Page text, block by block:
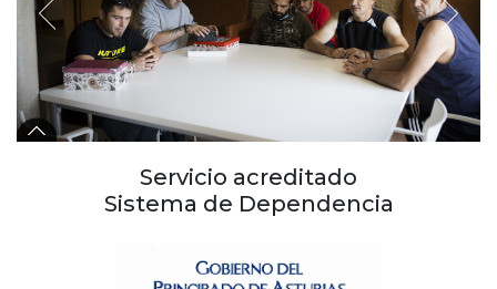
Servicio acreditado
Sistema de Dependencia